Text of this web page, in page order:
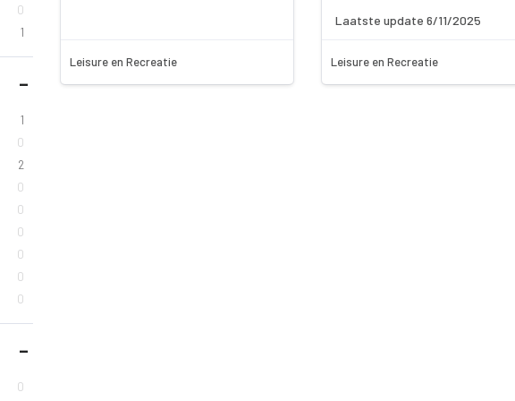
0
1
1
0
2
0
0
0
0
0
0
0
Leisure en Recreatie
Laatste update 6/11/2025
Leisure en Recreatie